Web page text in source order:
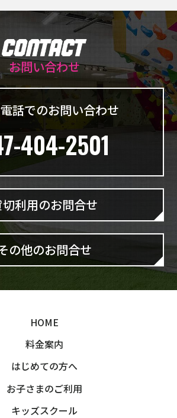
お問い合わせ
話でのお問い合わせ
404-2501
利用のお問合せ
の他のお問合せ
HOME
料金案内
はじめての方へ
お子さまのご利用
キッズスクール